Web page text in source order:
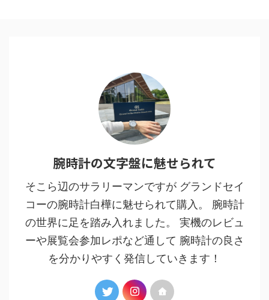
腕時計の文字盤に魅せられて
そこら辺のサラリーマンですが グランドセイ
コーの腕時計白樺に魅せられて購入。 腕時計
の世界に足を踏み入れました。 実機のレビュ
ーや展覧会参加レポなど通して 腕時計の良さ
を分かりやすく発信していきます！